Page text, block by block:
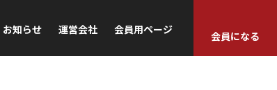
お知らせ 運営会社 会員用ページ
会員になる